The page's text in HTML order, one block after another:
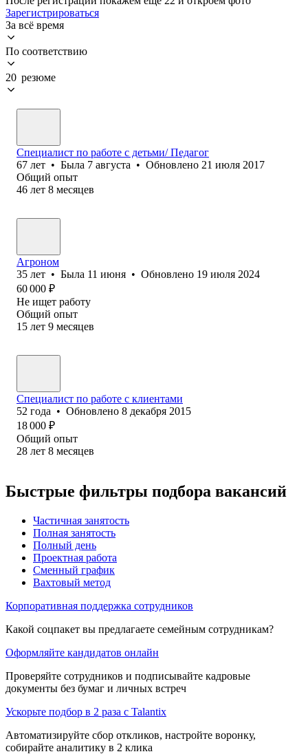
Зарегистрироваться
За всё время
По соответствию
20 резюме
Специалист по работе с детьми/ Педагог
67 лет • Была 7 августа • Обновлено 21 июля 2017
Общий опыт
46 лет 8 месяцев
Агроном
35 лет • Была 11 июня • Обновлено 19 июля 2024
60 000 ₽
Не ищет работу
Общий опыт
15 лет 9 месяцев
Специалист по работе с клиентами
52 года • Обновлено 8 декабря 2015
18 000 ₽
Общий опыт
28 лет 8 месяцев
Быстрые фильтры подбора вакансий
Частичная занятость
Полная занятость
Полный день
Проектная работа
Сменный график
Вахтовый метод
Корпоративная поддержка сотрудников
Какой соцпакет вы предлагаете семейным сотрудникам?
Оформляйте кандидатов онлайн
Проверяйте сотрудников и подписывайте кадровые
документы без бумаг и личных встреч
Ускорьте подбор в 2 раза с Talantix
Автоматизируйте сбор откликов, настройте воронку,
собирайте аналитику в 2 клика